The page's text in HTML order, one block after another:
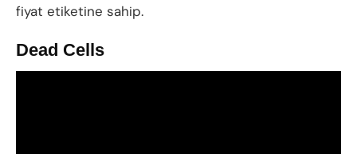
fiyat etiketine sahip.
Dead Cells